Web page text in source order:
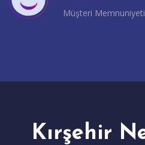
Müşteri Memnuniyeti
Kırşehir